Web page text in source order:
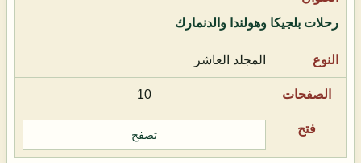
رحلات بلجيكا وهولندا والدنمارك
المجلد العاشر
10
تصفح